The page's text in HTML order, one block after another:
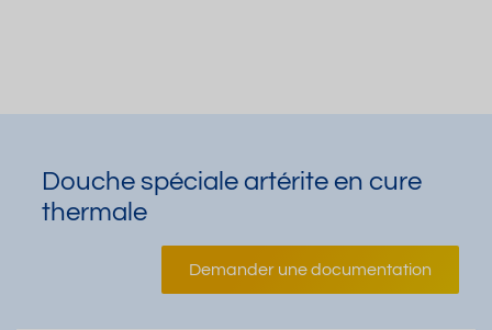
Douche spéciale artérite en cure
thermale
Demander une documentation